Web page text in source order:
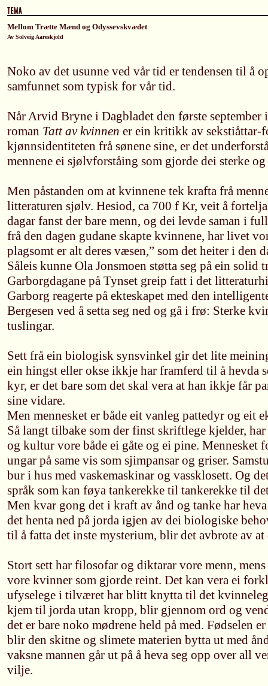
Mellom Trætte Mænd og Odyssevskvædet
Av Solveig Aareskjold
Noko av det usunne ved vår tid er tendensen til å
samfunnet som typisk for vår tid.
Når Arvid Bryne i Dagbladet den første september
roman Tatt av kvinnen er ein kritikk av sekstiåttar-
kjønnsidentiteten frå sønene sine, er det
mennene ei sjølvforståing som gjorde dei sterke
Men påstanden om at kvinnene tek krafta frå
litteraturen sjølv. Hesiod, ca 700 f Kr, veit å
dagar fanst der bare menn, og dei levde saman i
frå den dagen gudane skapte kvinnene, har livet
plagsomt er alt deres væsen,” som det heiter i den
Såleis kunne Ola Jonsmoen støtta seg på ein solid
Garborgdagane på Tynset greip fatt i det
Garborg reagerte på ekteskapet med den
Bergesen ved å setta seg ned og gå i frø: Sterke
tuslingar.
Sett frå ein biologisk synsvinkel gir det lite
ein hingst eller okse ikkje har framferd til å hevda
kyr, er det bare som det skal vera at han ikkje får
sine vidare.
Men mennesket er både eit vanleg pattedyr og eit
Så langt tilbake som der finst skriftlege kjelder,
og kultur vore både ei gåte og ei pine. Mennesket
ungar på same vis som sjimpansar og griser.
bur i hus med vaskemaskinar og vassklosett. Og
språk som kan føya tankerekke til tankerekke til
Men kvar gong det i kraft av ånd og tanke har
det henta ned på jorda igjen av dei biologiske
til å fatta det inste mysterium, blir det avbrote av at
Stort sett har filosofar og diktarar vore menn,
vore kvinner som gjorde reint. Det kan vera ei
ufyselege i tilværet har blitt knytta til det
kjem til jorda utan kropp, blir gjennom ord og
det er bare noko mødrene held på med. Fødselen
blir den skitne og slimete materien bytta ut med
vaksne mannen går ut på å heva seg opp over all
vilje.